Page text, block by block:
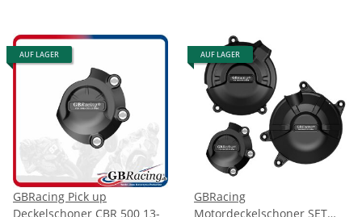
AUF LAGER
GBRacing Pick up
Deckelschoner CBR 500 13-
AUF LAGER
GBRacing
Motordeckelschoner SET